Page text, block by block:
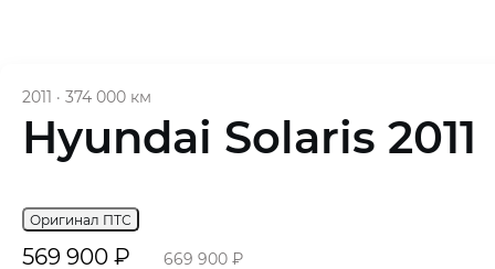
2011 · 374 000 км
Hyundai Solaris 2011
Оригинал ПТС
569 900 ₽ 669 900 ₽